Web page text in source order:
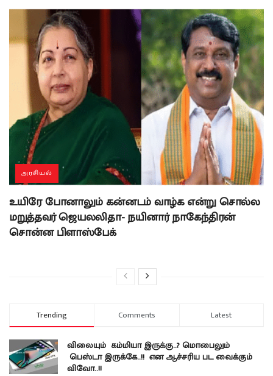
அரசியல்
உயிரே போனாலும் கன்னடம் வாழ்க என்று சொல்ல
மறுத்தவர் ஜெயலலிதா- நயினார் நாகேந்திரன்
சொன்ன பிளாஸ்பேக்
Trending Comments Latest
விலையும் கம்மியா இருக்கு..? மொபைலும்
பெஸ்டா இருக்கே..!! என ஆச்சரிய பட வைக்கும்
விவோ..!!